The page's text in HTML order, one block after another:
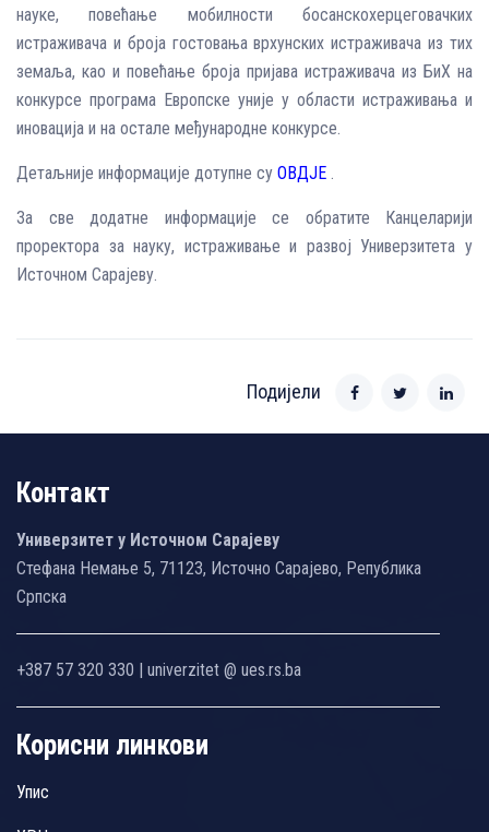
науке, повећање мобилности босанскохерцеговачких
истраживача и броја гостовања врхунских истраживача из тих
земаља, као и повећање броја пријава истраживача из БиХ на
конкурсе програма Европске уније у области истраживања и
иновација и на остале међународне конкурсе.
Детаљније информације дотупне су ОВД‌ЈЕ .
За све додатне информације се обратите Канцеларији
проректора за науку, истраживање и развој Универзитета у
Источном Сарајеву.
Подијели
Контакт
Универзитет у Источном Сарајеву
Стефана Немање 5, 71123, Источно Сарајево, Република
Српска
+387 57 320 330 | univerzitet @ ues.rs.ba
Корисни линкови
Упис